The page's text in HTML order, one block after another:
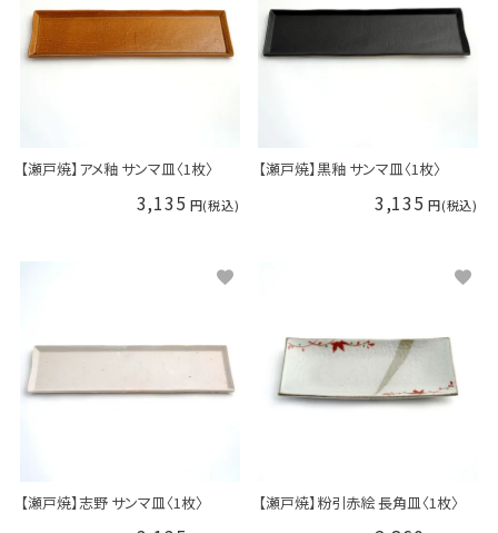
【瀬戸焼】アメ釉 サンマ皿〈1枚〉
3,135
【瀬戸焼】黒釉 サンマ皿〈1枚〉
3,135
【瀬戸焼】志野 サンマ皿〈1枚〉 【瀬戸焼】粉引赤絵 長角皿〈1枚〉